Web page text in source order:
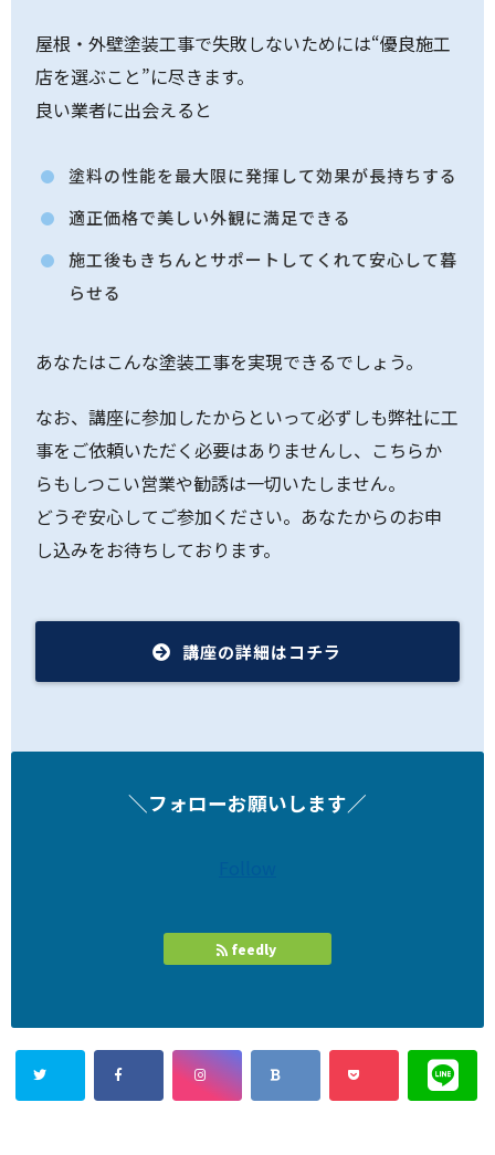
屋根・外壁塗装工事で失敗しないためには“優良施工
店を選ぶこと”に尽きます。
良い業者に出会えると
塗料の性能を最大限に発揮して効果が長持ちする
適正価格で美しい外観に満足できる
施工後もきちんとサポートしてくれて安心して暮
らせる
あなたはこんな塗装工事を実現できるでしょう。
なお、講座に参加したからといって必ずしも弊社に工
事をご依頼いただく必要はありませんし、こちらか
らもしつこい営業や勧誘は一切いたしません。
どうぞ安心してご参加ください。あなたからのお申
し込みをお待ちしております。
講座の詳細はコチラ
＼フォローお願いします／
feedly